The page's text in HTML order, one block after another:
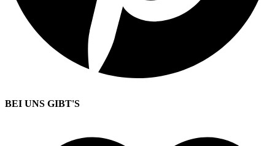
BEI UNS GIBT'S